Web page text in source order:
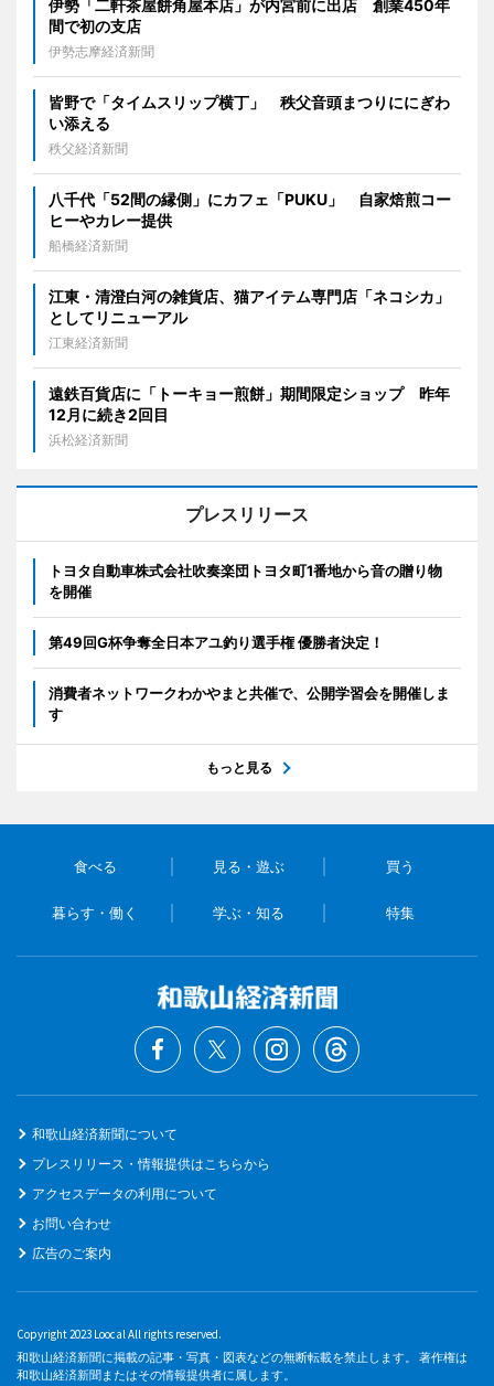
伊勢「二軒茶屋餅角屋本店」が内宮前に出店 創業450年
間で初の支店
伊勢志摩経済新聞
皆野で「タイムスリップ横丁」 秩父音頭まつりににぎわ
い添える
秩父経済新聞
八千代「52間の縁側」にカフェ「PUKU」 自家焙煎コー
ヒーやカレー提供
船橋経済新聞
江東・清澄白河の雑貨店、猫アイテム専門店「ネコシカ」
としてリニューアル
江東経済新聞
遠鉄百貨店に「トーキョー煎餅」期間限定ショップ 昨年
12月に続き2回目
浜松経済新聞
プレスリリース
トヨタ自動車株式会社吹奏楽団トヨタ町1番地から音の贈り物
を開催
第49回G杯争奪全日本アユ釣り選手権 優勝者決定！
消費者ネットワークわかやまと共催で、公開学習会を開催しま
す
もっと見る
食べる 見る・遊ぶ 買う
暮らす・働く 学ぶ・知る 特集
和歌山経済新聞について
プレスリリース・情報提供はこちらから
アクセスデータの利用について
お問い合わせ
広告のご案内
Copyright 2023 Loocal All rights reserved.
和歌山経済新聞に掲載の記事・写真・図表などの無断転載を禁止します。 著作権は
和歌山経済新聞またはその情報提供者に属します。